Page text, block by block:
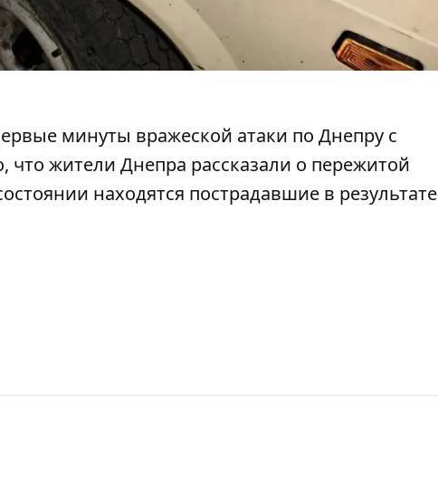
минуты вражеской атаки по Днепру с
что жители Днепра рассказали о пережитой
находятся пострадавшие в результате